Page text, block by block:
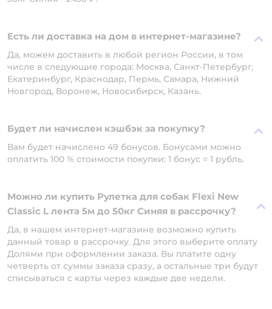
Есть ли доставка на дом в интернет-магазине?
Да, можем доставить в любой регион России, в том
числе в следующие города: Москва, Санкт-Петербург,
Екатеринбург, Краснодар, Пермь, Самара, Нижний
Новгород, Воронеж, Новосибирск, Казань.
Будет ли начислен кэшбэк за покупку?
Вам будет начислено 49 бонусов. Бонусами можно
оплатить 100 % стоимости покупки: 1 бонус = 1 рубль.
Можно ли купить Рулетка для собак Flexi New
Classic L лента 5м до 50кг Синяя в рассрочку?
Да, в нашем интернет-магазине возможно купить
данный товар в рассрочку. Для этого выберите оплату
Долями при оформлении заказа. Вы платите одну
четверть от суммы заказа сразу, а остальные три будут
списываться с карты через каждые две недели.